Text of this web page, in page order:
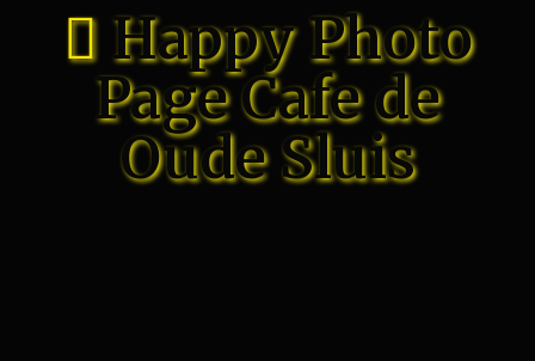
Happy Photo
Page Cafe de
Oude Sluis